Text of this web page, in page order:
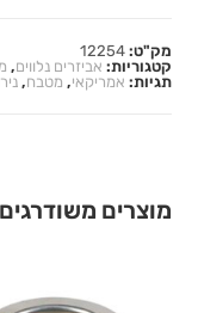
מק"ט:12254
קטגוריות: אביזרים נלווים,
תגיות: אמריקאי, מטבח,
מוצרים משודרגים